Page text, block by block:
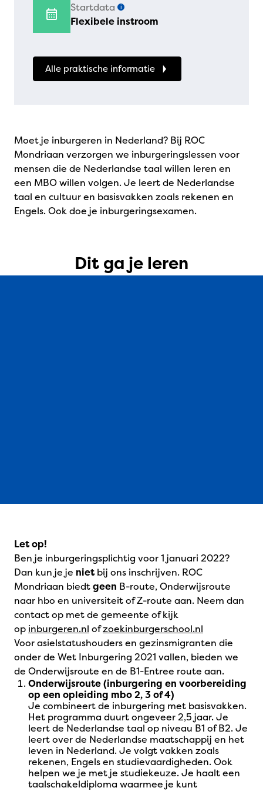
Startdata
i
Flexibele instroom
Alle praktische informatie
Moet je inburgeren in Nederland? Bij ROC
Mondriaan verzorgen we inburgeringslessen voor
mensen die de Nederlandse taal willen leren en
een MBO willen volgen. Je leert de Nederlandse
taal en cultuur en basisvakken zoals rekenen en
Engels. Ook doe je inburgeringsexamen.
Dit ga je leren
Let op!
Ben je inburgeringsplichtig voor 1 januari 2022?
Dan kun je je nietbij ons inschrijven. ROC
Mondriaan biedtgeen B-route, Onderwijsroute
naar hbo en universiteit of Z-route aan. Neem dan
contact op met de gemeente of kijk
op inburgeren.nl ofzoekinburgerschool.nl
Voor asielstatushouders en gezinsmigranten die
onder de Wet Inburgering 2021 vallen, bieden we
de Onderwijsroute en de B1-Entree route aan.
Onderwijsroute (inburgering en voorbereiding
op een opleiding mbo 2, 3 of 4)
Je combineert de inburgering met basisvakken.
Het programma duurt ongeveer 2,5 jaar. Je
leert de Nederlandse taal op niveau B1 of B2. Je
leert over de Nederlandse maatschappij en het
leven in Nederland. Je volgt vakken zoals
rekenen, Engels en studievaardigheden. Ook
helpen we je met je studiekeuze. Je haalt een
taalschakeldiploma waarmee je kunt